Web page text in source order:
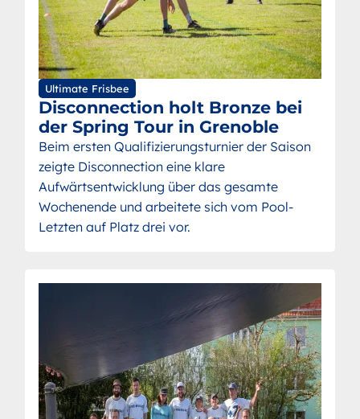
Ultimate Frisbee
Disconnection holt Bronze bei
der Spring Tour in Grenoble
Beim ersten Qualifizierungsturnier der Saison
zeigte Disconnection eine klare
Aufwärtsentwicklung über das gesamte
Wochenende und arbeitete sich vom Pool-
Letzten auf Platz drei vor.